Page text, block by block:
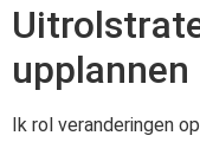
upplannen
Ik rol veranderingen